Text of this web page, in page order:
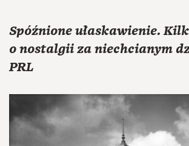
Spóźnione ułaskawienie.
o nostalgii za niechcianym
PRL